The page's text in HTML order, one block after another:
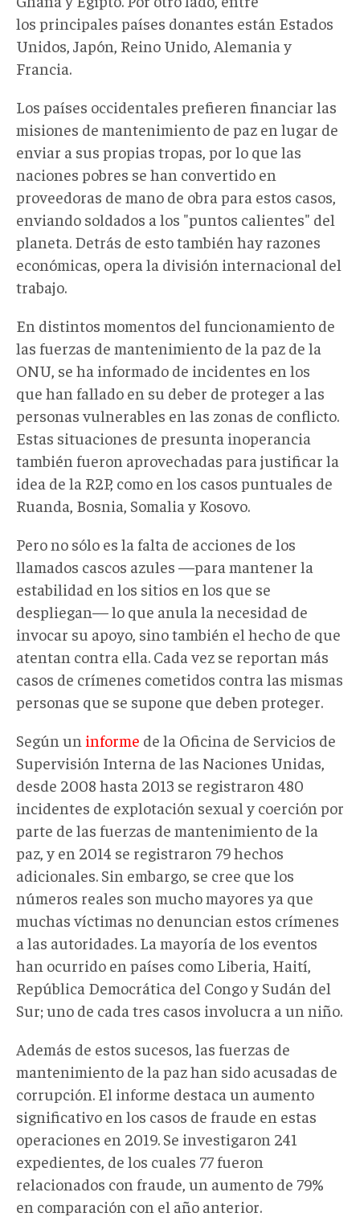
los principales países donantes están Estados
Unidos, Japón, Reino Unido, Alemania y
Francia.
Los países occidentales prefieren financiar las
misiones de mantenimiento de paz en lugar de
enviar a sus propias tropas, por lo que las
naciones pobres se han convertido en
proveedoras de mano de obra para estos casos,
enviando soldados a los "puntos calientes" del
planeta. Detrás de esto también hay razones
económicas, opera la división internacional del
trabajo.
En distintos momentos del funcionamiento de
las fuerzas de mantenimiento de la paz de la
ONU, se ha informado de incidentes en los
que han fallado en su deber de proteger a las
personas vulnerables en las zonas de conflicto.
Estas situaciones de presunta inoperancia
también fueron aprovechadas para justificar la
idea de la R2P, como en los casos puntuales de
Ruanda, Bosnia, Somalia y Kosovo.
Pero no sólo es la falta de acciones de los
llamados cascos azules —para mantener la
estabilidad en los sitios en los que se
despliegan— lo que anula la necesidad de
invocar su apoyo, sino también el hecho de que
atentan contra ella. Cada vez se reportan más
casos de crímenes cometidos contra las mismas
personas que se supone que deben proteger.
Según un informe de la Oficina de Servicios de
Supervisión Interna de las Naciones Unidas,
desde 2008 hasta 2013 se registraron 480
incidentes de explotación sexual y coerción por
parte de las fuerzas de mantenimiento de la
paz, y en 2014 se registraron 79 hechos
adicionales. Sin embargo, se cree que los
números reales son mucho mayores ya que
muchas víctimas no denuncian estos crímenes
a las autoridades. La mayoría de los eventos
han ocurrido en países como Liberia, Haití,
República Democrática del Congo y Sudán del
Sur; uno de cada tres casos involucra a un niño.
Además de estos sucesos, las fuerzas de
mantenimiento de la paz han sido acusadas de
corrupción. El informe destaca un aumento
significativo en los casos de fraude en estas
operaciones en 2019. Se investigaron 241
expedientes, de los cuales 77 fueron
relacionados con fraude, un aumento de 79%
en comparación con el año anterior.